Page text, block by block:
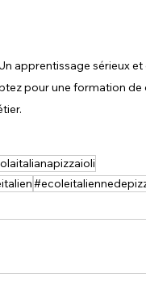
apprentissage sérieux
pour une formation de